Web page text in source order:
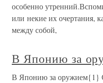
особенно
или некие их очертания,
между собой,
В Японию за
В Японию за оружием{1}